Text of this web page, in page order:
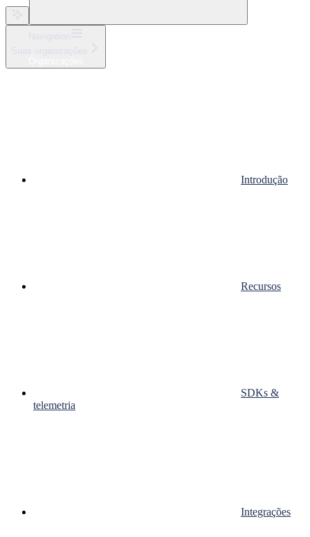
Introdução
Recursos
SDKs &
telemetria
Integrações